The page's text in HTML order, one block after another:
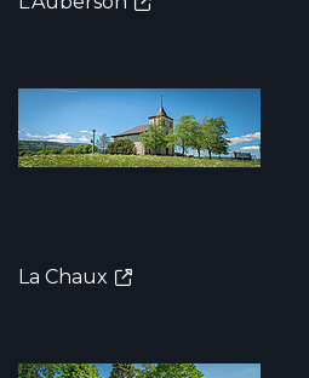
La Chaux